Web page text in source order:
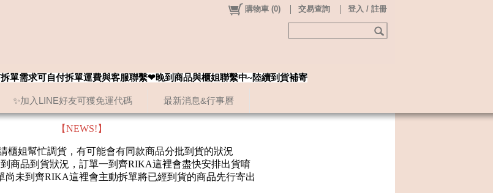
✨加入LINE好友可獲免運代碼 最新消息&行事曆
購物車 (0) 交易查詢 登入 / 註冊
單需求可自付拆單運費與客服聯繫❤晚到商品與櫃姐聯繫中~陸續到貨補寄